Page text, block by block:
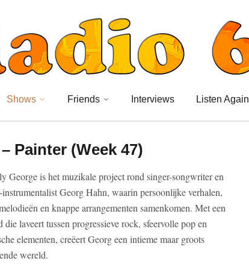
Shows Friends Interviews Listen Again
Painter (Week 47)
George is het muzikale project rond singer-songwriter en
Georg Hahn, waarin persoonlijke verhalen,
en knappe arrangementen samenkomen. Met een
die laveert tussen progressieve rock, sfeervolle pop en
elementen, creëert Georg een intieme maar groots
wereld.